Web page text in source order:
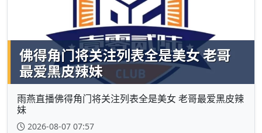
雨燕直播佛得角门将关注列表全是美女 老哥最爱黑皮辣
妹
2026-08-07 07:57